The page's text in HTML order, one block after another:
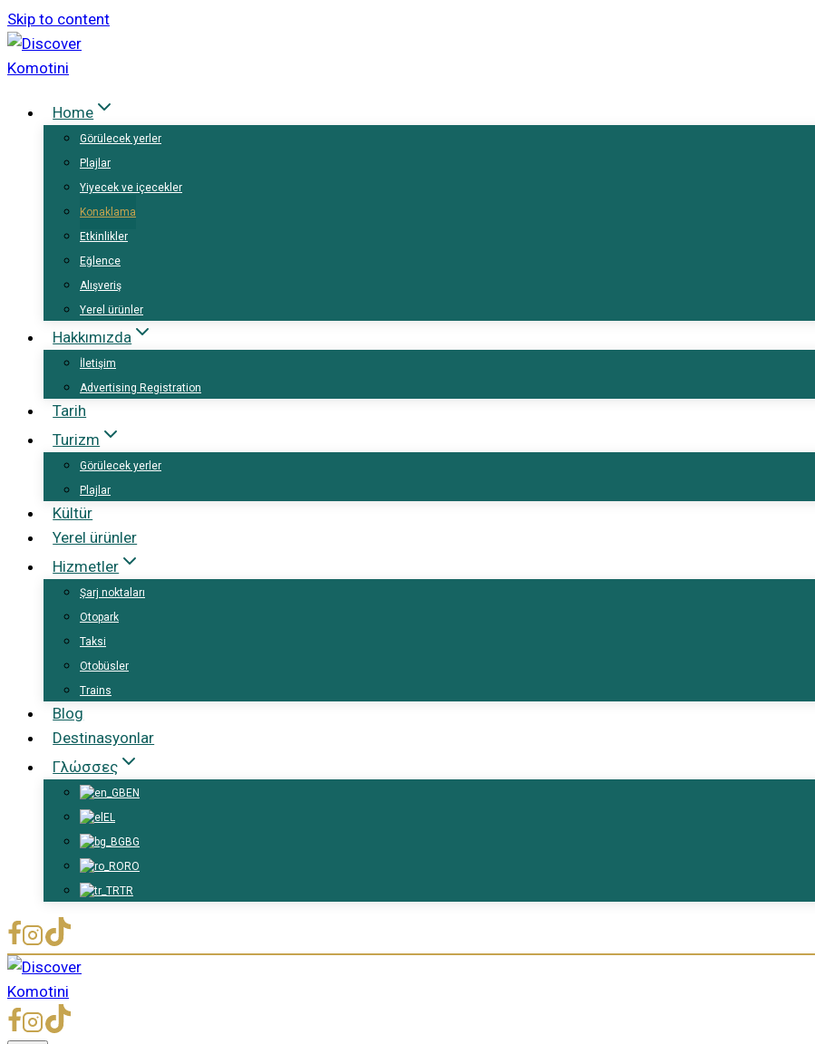
Skip to content
Home
Görülecek yerler
Plajlar
Yiyecek ve içecekler
Konaklama
Etkinlikler
Eğlence
Alışveriş
Yerel ürünler
Hakkımızda
İletişim
Advertising Registration
Tarih
Turizm
Görülecek yerler
Plajlar
Kültür
Yerel ürünler
Hizmetler
Şarj noktaları
Otopark
Taksi
Otobüsler
Trains
Blog
Destinasyonlar
Γλώσσες
EN
EL
BG
RO
TR